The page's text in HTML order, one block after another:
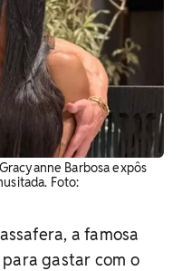
Barbosa expôs
Foto:
a famosa
gastar com o